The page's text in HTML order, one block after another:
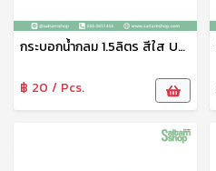
กระบอกน้ำกลม 1.5ลิตร สีใส UT-6311/3-UT-6311/1 UNT
฿ 20 / Pcs.